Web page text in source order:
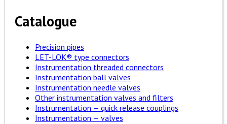
Catalogue
Precision pipes
LET-LOK® type connectors
Instrumentation threaded connectors
Instrumentation ball valves
Instrumentation needle valves
Other instrumentation valves and filters
Instrumentation — quick release couplings
Instrumentation — valves